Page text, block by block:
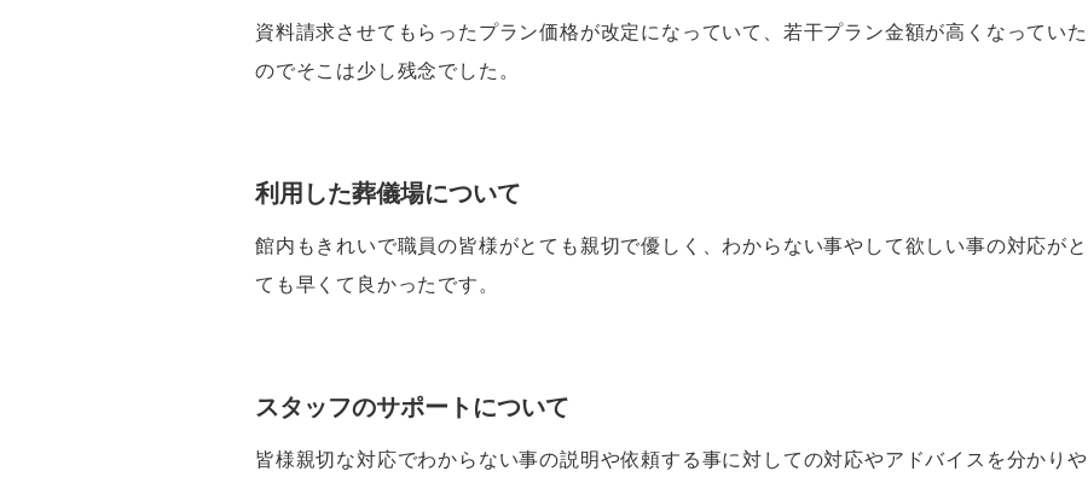
資料請求させてもらったプラン価格が改定になっていて、若干プラン金額が高くなっていた
のでそこは少し残念でした。
利用した葬儀場について
館内もきれいで職員の皆様がとても親切で優しく、わからない事やして欲しい事の対応がと
ても早くて良かったです。
スタッフのサポートについて
皆様親切な対応でわからない事の説明や依頼する事に対しての対応やアドバイスを分かりや